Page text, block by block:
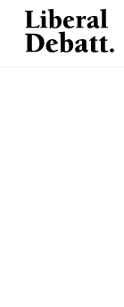
Skip
content